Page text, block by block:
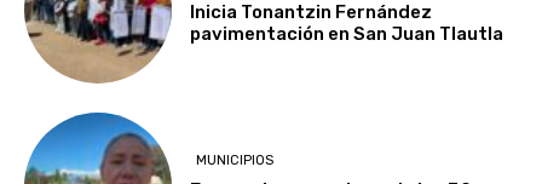
Inicia Tonantzin Fernández
pavimentación en San Juan Tlautla
MUNICIPIOS